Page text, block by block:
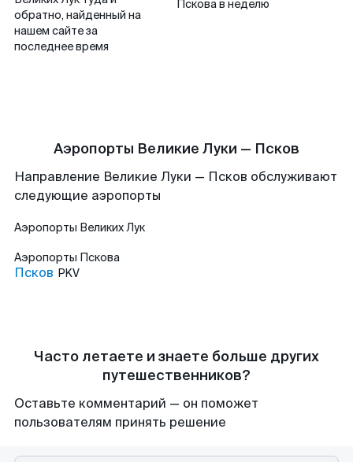
обратно, найденный на
нашем сайте за
последнее время
Пскова в неделю
Аэропорты Великие Луки — Псков
Направление Великие Луки — Псков обслуживают
следующие аэропорты
Аэропорты Великих Лук
Аэропорты Пскова
Псков PKV
Часто летаете и знаете больше других
путешественников?
Оставьте комментарий — он поможет
пользователям принять решение